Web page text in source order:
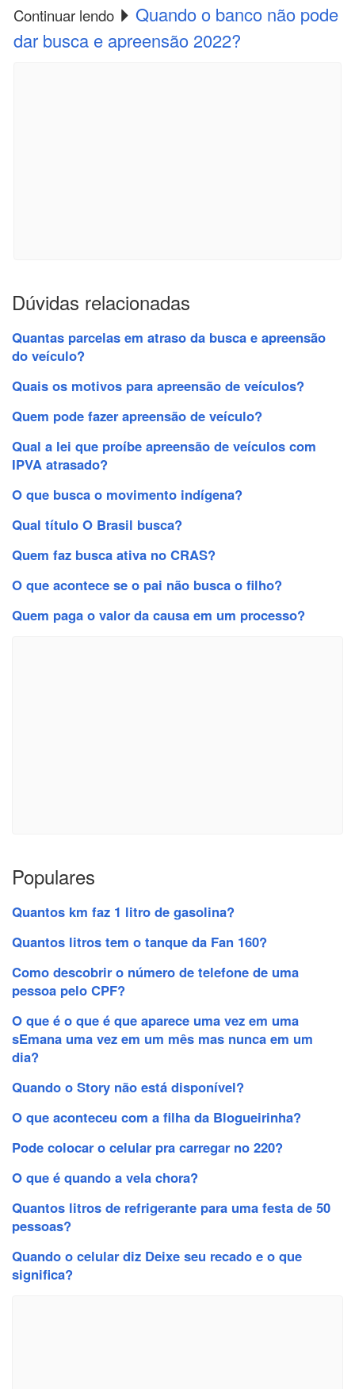
Continuar lendo
Quando o banco não pode
dar busca e apreensão 2022?
Dúvidas relacionadas
Quantas parcelas em atraso da busca e apreensão
do veículo?
Quais os motivos para apreensão de veículos?
Quem pode fazer apreensão de veículo?
Qual a lei que proíbe apreensão de veículos com
IPVA atrasado?
O que busca o movimento indígena?
Qual título O Brasil busca?
Quem faz busca ativa no CRAS?
O que acontece se o pai não busca o filho?
Quem paga o valor da causa em um processo?
Populares
Quantos km faz 1 litro de gasolina?
Quantos litros tem o tanque da Fan 160?
Como descobrir o número de telefone de uma
pessoa pelo CPF?
O que é o que é que aparece uma vez em uma
sEmana uma vez em um mês mas nunca em um
dia?
Quando o Story não está disponível?
O que aconteceu com a filha da Blogueirinha?
Pode colocar o celular pra carregar no 220?
O que é quando a vela chora?
Quantos litros de refrigerante para uma festa de 50
pessoas?
Quando o celular diz Deixe seu recado e o que
significa?